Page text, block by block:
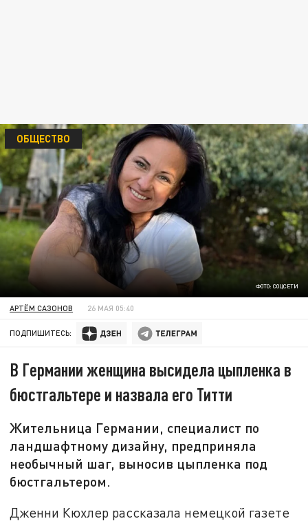
ФОТО: СОЦСЕТИ
ОБЩЕСТВО
АРТЁМ САЗОНОВ 26 МАЯ 05:40
ПОДПИШИТЕСЬ:
В Германии женщина высидела цыпленка в
бюстгальтере и назвала его Титти
Жительница Германии, специалист по
ландшафтному дизайну, предприняла
необычный шаг, выносив цыпленка под
бюстгальтером.
Дженни Кюхлер рассказала немецкой газете